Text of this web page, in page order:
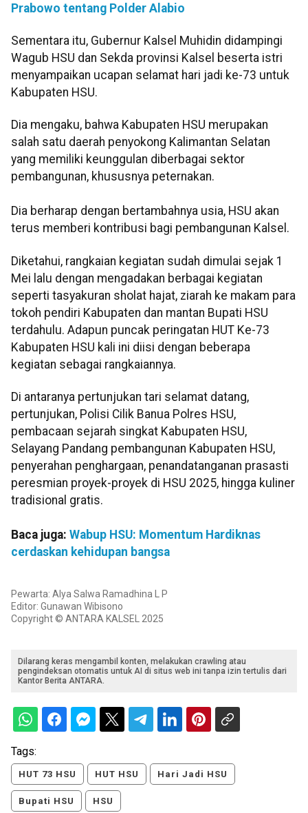
Prabowo tentang Polder Alabio
Sementara itu, Gubernur Kalsel Muhidin didampingi
Wagub HSU dan Sekda provinsi Kalsel beserta istri
menyampaikan ucapan selamat hari jadi ke-73 untuk
Kabupaten HSU.
Dia mengaku, bahwa Kabupaten HSU merupakan
salah satu daerah penyokong Kalimantan Selatan
yang memiliki keunggulan diberbagai sektor
pembangunan, khususnya peternakan.
Dia berharap dengan bertambahnya usia, HSU akan
terus memberi kontribusi bagi pembangunan Kalsel.
Diketahui, rangkaian kegiatan sudah dimulai sejak 1
Mei lalu dengan mengadakan berbagai kegiatan
seperti tasyakuran sholat hajat, ziarah ke makam para
tokoh pendiri Kabupaten dan mantan Bupati HSU
terdahulu. Adapun puncak peringatan HUT Ke-73
Kabupaten HSU kali ini diisi dengan beberapa
kegiatan sebagai rangkaiannya.
Di antaranya pertunjukan tari selamat datang,
pertunjukan, Polisi Cilik Banua Polres HSU,
pembacaan sejarah singkat Kabupaten HSU,
Selayang Pandang pembangunan Kabupaten HSU,
penyerahan penghargaan, penandatanganan prasasti
peresmian proyek-proyek di HSU 2025, hingga kuliner
tradisional gratis.
Baca juga: Wabup HSU: Momentum Hardiknas
cerdaskan kehidupan bangsa
Pewarta: Alya Salwa Ramadhina L P
Editor: Gunawan Wibisono
Copyright © ANTARA KALSEL 2025
Dilarang keras mengambil konten, melakukan crawling atau
pengindeksan otomatis untuk AI di situs web ini tanpa izin tertulis dari
Kantor Berita ANTARA.
Tags:
HUT 73 HSU HUT HSU Hari Jadi HSU
Bupati HSU HSU